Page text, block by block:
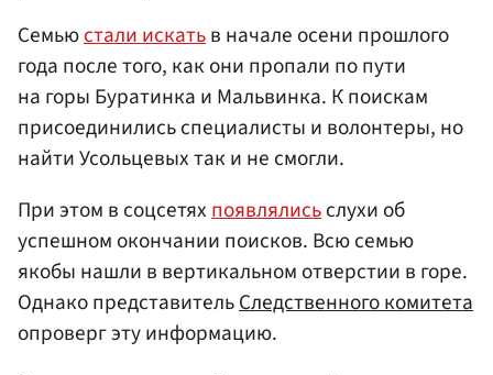
Семьюстали искатьв начале осени прошлого
года после того, как они пропали по пути
на горы Буратинка и Мальвинка. К поискам
присоединились специалисты и волонтеры, но
найти Усольцевых так и не смогли.
При этом в соцсетяхпоявлялисьслухи об
успешном окончании поисков. Всю семью
якобы нашли в вертикальном отверстии в горе.
Однако представительСледственного комитета
опроверг эту информацию.